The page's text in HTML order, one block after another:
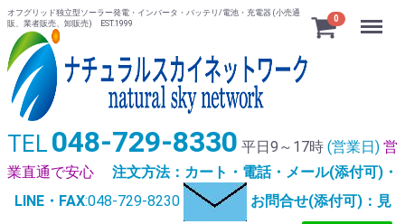
オフグリッド独立型ソーラー発電・インバータ・バッテリ/電池・充電器 (小売通
販、業者販売、卸販売) EST.1999
0 Menu
TEL 048-729-8330 平日9～17時 (営業日) 営
業直通で安心
注文方法：カート・電話・メール(添付可)・
LINE・FAX:048-729-8230
お問合せ(添付可)：見